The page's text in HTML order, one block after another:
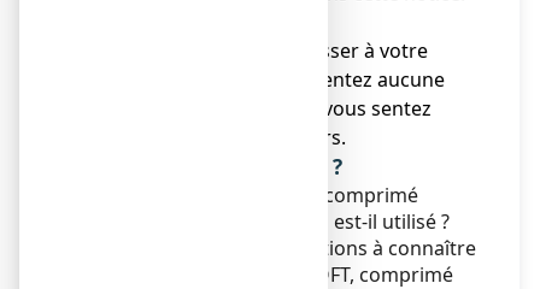
● Vous devez vous adresser à votre
médecin si vous ne ressentez aucune
amélioration ou si vous vous sentez
moins bien après 28 jours.
Que contient cette notice ?
1. Qu'est-ce que PROSOFT, comprimé
enrobé et dans quels cas est-il utilisé ?
2. Quelles sont les informations à connaître
avant de prendre PROSOFT, comprimé